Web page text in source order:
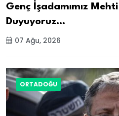
Genç İşadamımız
Duyuyoruz…
07 Ağu, 2026
ORTADOĞU